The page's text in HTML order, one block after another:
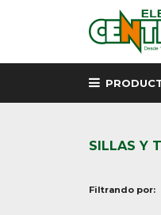
SILLAS Y
Filtrando por: